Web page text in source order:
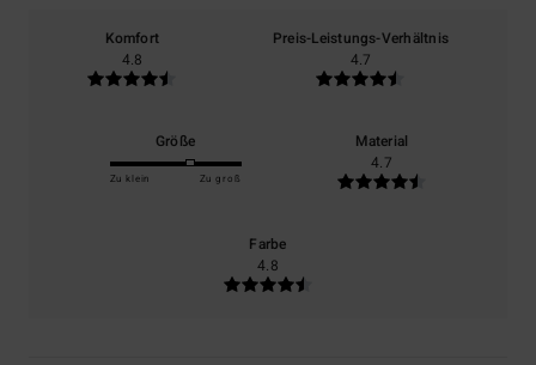
Komfort
4.8
Preis-Leistungs-Verhältnis
4.7
Größe
Zu klein Zu groß
Material
4.7
Farbe
4.8